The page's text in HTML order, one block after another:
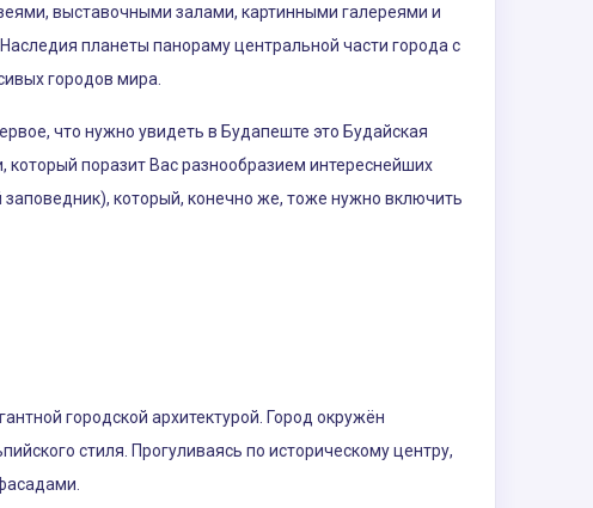
выставочными залами, картинными галереями и
планеты панораму центральной части города с
городов мира.
что нужно увидеть в Будапеште это Будайская
который поразит Вас разнообразием интереснейших
который, конечно же, тоже нужно включить
городской архитектурой. Город окружён
стиля. Прогуливаясь по историческому центру,